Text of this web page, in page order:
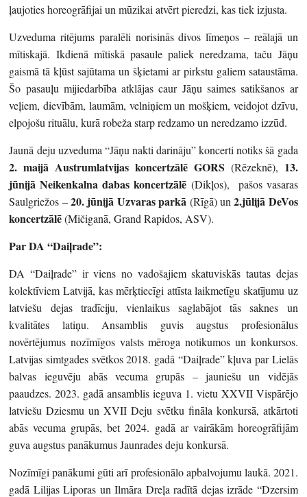
ļaujoties horeogrāfijai un mūzikai atvērt pieredzi, kas tiek izjusta.
Uzveduma ritējums paralēli norisinās divos līmeņos – reālajā un
mītiskajā. Ikdienā mītiskā pasaule paliek neredzama, taču Jāņu
gaismā tā kļūst sajūtama un šķietami ar pirkstu galiem sataustāma.
Šo pasauļu mijiedarbība atklājas caur Jāņu saimes satikšanos ar
veļiem, dievībām, laumām, velniņiem un mošķiem, veidojot dzīvu,
elpojošu rituālu, kurā robeža starp redzamo un neredzamo izzūd.
Jaunā deju uzveduma “Jāņu nakti darināju” koncerti notiks šā gada
2. maijā Austrumlatvijas koncertzālē GORS (Rēzeknē), 13.
jūnijā Neikenkalna dabas koncertzālē (Dikļos), pašos vasaras
Saulgriežos –20. jūnijā Uzvaras parkā (Rīgā) un2.jūlijā DeVos
koncertzālē(Mičiganā, Grand Rapidos, ASV).
Par DA “Daiļrade”:
DA “Daiļrade” ir viens no vadošajiem skatuviskās tautas dejas
kolektīviem Latvijā, kas mērķtiecīgi attīsta laikmetīgu skatījumu uz
latviešu dejas tradīciju, vienlaikus saglabājot tās saknes un
kvalitātes latiņu. Ansamblis guvis augstus profesionālus
novērtējumus nozīmīgos valsts mēroga notikumos un konkursos.
Latvijas simtgades svētkos 2018. gadā “Daiļrade” kļuva par Lielās
balvas ieguvēju abās vecuma grupās – jauniešu un vidējās
paaudzes. 2023. gadā ansamblis ieguva 1. vietu XXVII Vispārējo
latviešu Dziesmu un XVII Deju svētku fināla konkursā, atkārtoti
abās vecuma grupās, bet 2024. gadā ar vairākām horeogrāfijām
guva augstus panākumus Jaunrades deju konkursā.
Nozīmīgi panākumi gūti arī profesionālo apbalvojumu laukā. 2021.
gadā Lilijas Liporas un Ilmāra Dreļa radītā dejas izrāde “Dzersim